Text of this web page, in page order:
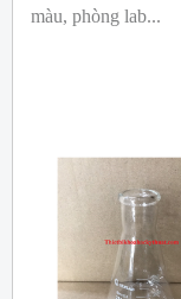
màu, phòng lab...